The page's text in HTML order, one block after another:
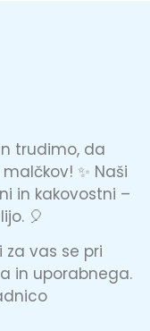
trudimo, da
✨ Naši
in kakovostni –
🎈
vas se pri
in uporabnega.